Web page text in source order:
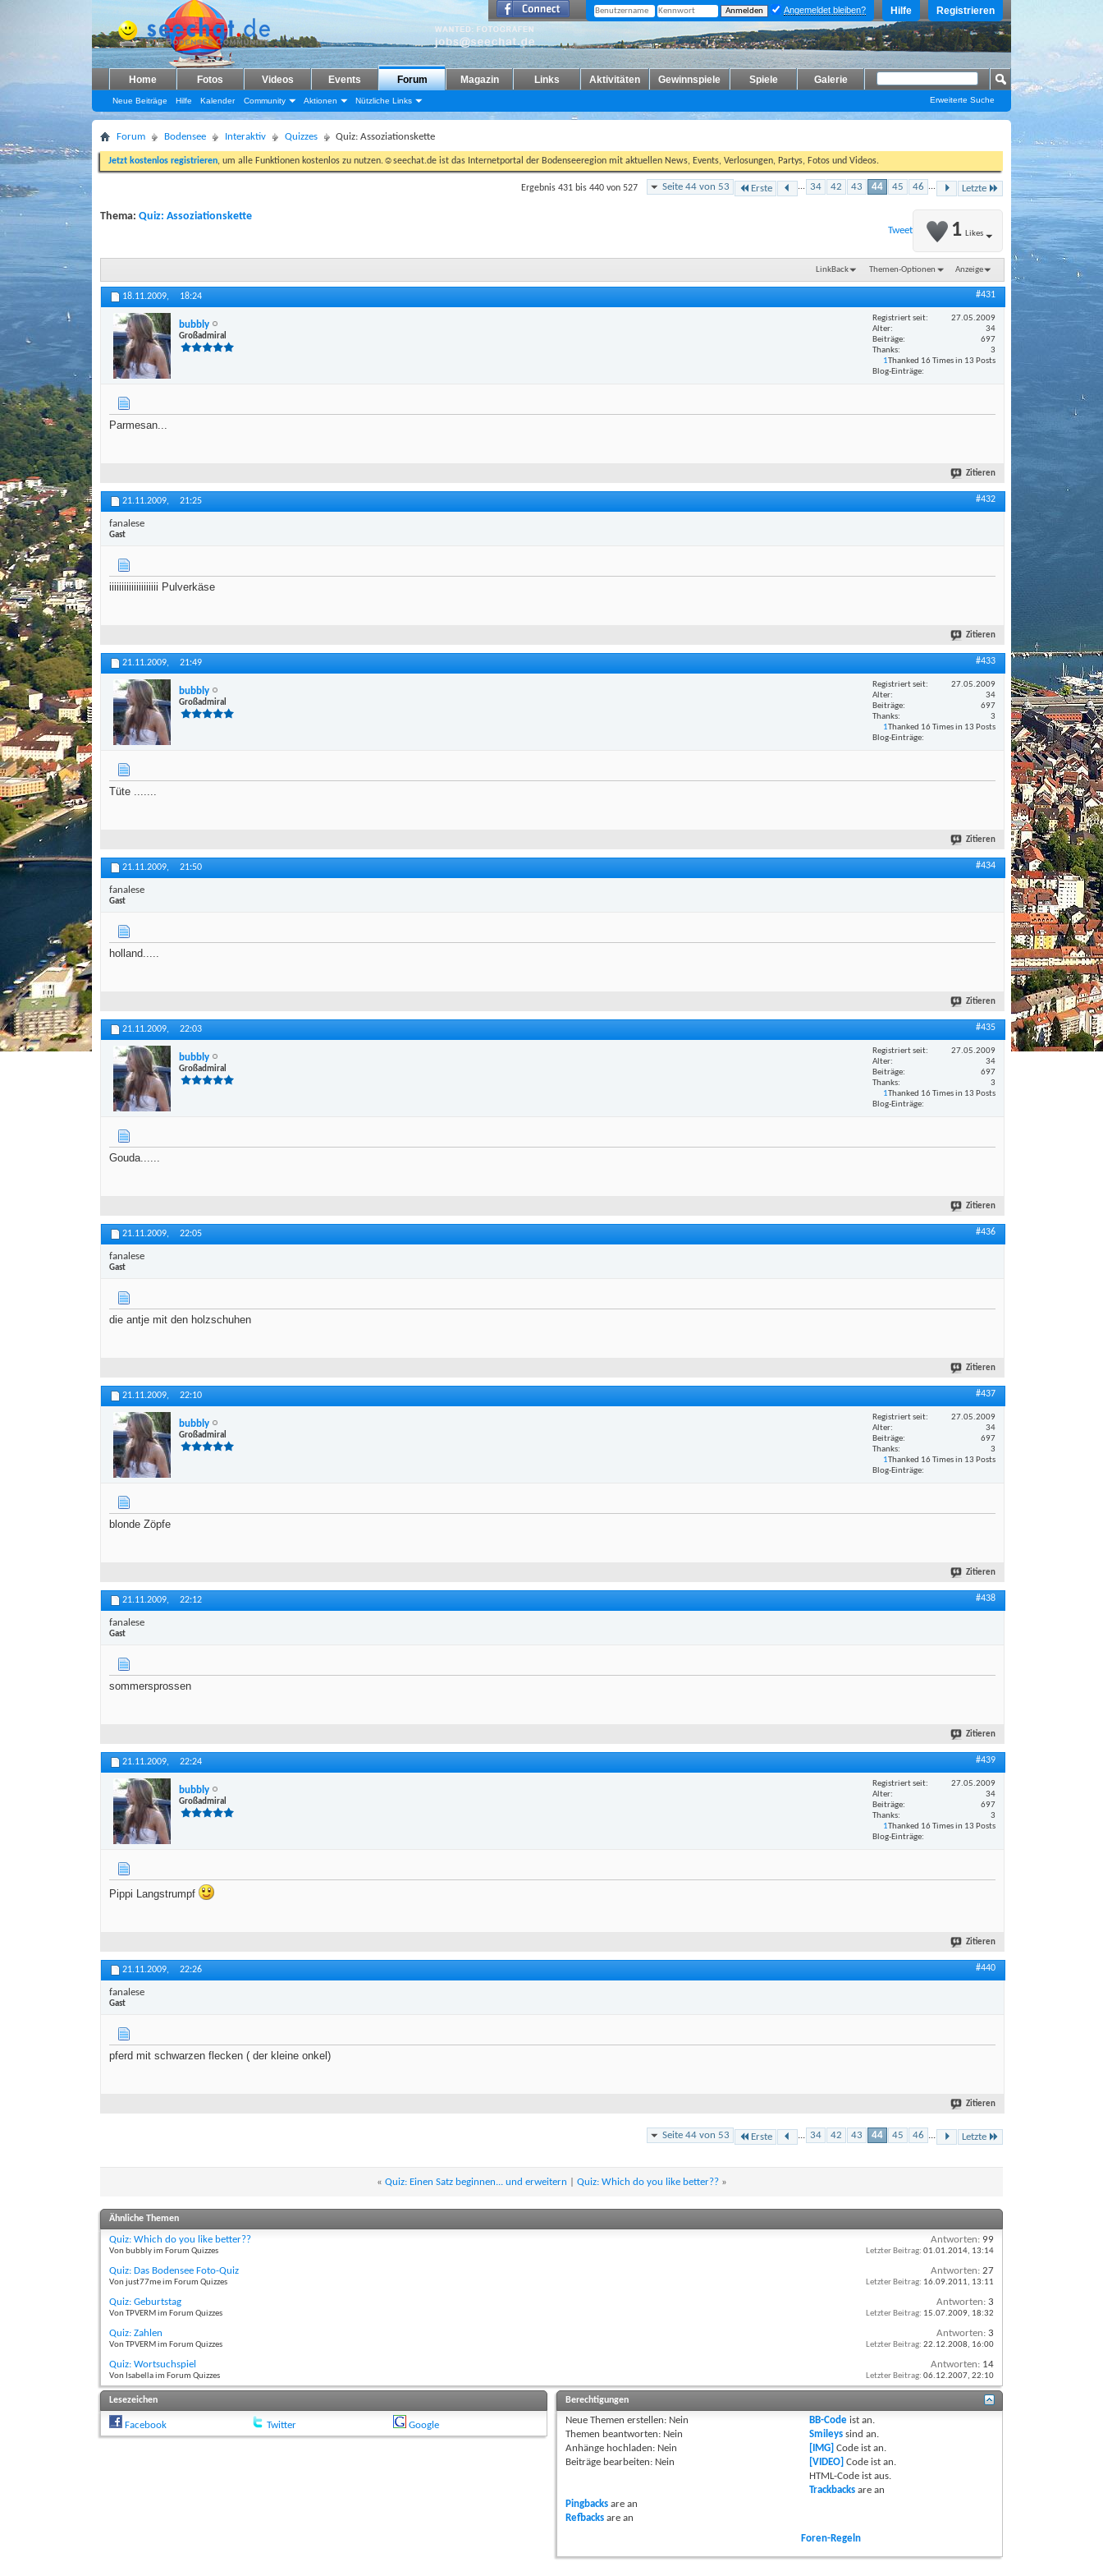
Registrieren
Hilfe
Angemeldet bleiben?
Home Fotos Videos Events Forum
Neue Beiträge Hilfe Kalender Community Aktionen Nützliche Links
Magazin Links Aktivitäten Gewinnspiele Spiele Galerie
Erweiterte Suche
Forum Bodensee Interaktiv Quizzes Quiz: Assoziationskette
Jetzt kostenlos registrieren, um alle Funktionen kostenlos zu nutzen.☺seechat.de ist das Internetportal der Bodenseeregion mit aktuellen News, Events, Verlosungen, Partys, Fotos und Videos.
Seite 44 von 53 Erste ... 34 42 43 44 45 46 ... Letzte
Ergebnis 431 bis 440 von 527
1 Likes
Thema: Quiz: Assoziationskette
Tweet
LinkBack Themen-Optionen Anzeige
18.11.2009, 18:24 #431
bubbly
Großadmiral
Registriert seit
27.05.2009
Alter
34
Beiträge
697
Thanks
3
Thanked 16 Times in 13 Posts
Blog-Einträge
1
Parmesan...
Zitieren
21.11.2009, 21:25 #432
fanalese
Gast
iiiiiiiiiiiiiiiiiiii Pulverkäse
Zitieren
21.11.2009, 21:49 #433
bubbly
Großadmiral
Registriert seit
27.05.2009
Alter
34
Beiträge
697
Thanks
3
Thanked 16 Times in 13 Posts
Blog-Einträge
1
Tüte .......
Zitieren
21.11.2009, 21:50 #434
fanalese
Gast
holland.....
Zitieren
21.11.2009, 22:03 #435
bubbly
Großadmiral
Registriert seit
27.05.2009
Alter
34
Beiträge
697
Thanks
3
Thanked 16 Times in 13 Posts
Blog-Einträge
1
Gouda......
Zitieren
21.11.2009, 22:05 #436
fanalese
Gast
die antje mit den holzschuhen
Zitieren
21.11.2009, 22:10 #437
bubbly
Großadmiral
Registriert seit
27.05.2009
Alter
34
Beiträge
697
Thanks
3
Thanked 16 Times in 13 Posts
Blog-Einträge
1
blonde Zöpfe
Zitieren
21.11.2009, 22:12 #438
fanalese
Gast
sommersprossen
Zitieren
21.11.2009, 22:24 #439
bubbly
Großadmiral
Registriert seit
27.05.2009
Alter
34
Beiträge
697
Thanks
3
Thanked 16 Times in 13 Posts
Blog-Einträge
1
Pippi Langstrumpf
Zitieren
21.11.2009, 22:26 #440
fanalese
Gast
pferd mit schwarzen flecken ( der kleine onkel)
Zitieren
Seite 44 von 53 Erste ... 34 42 43 44 45 46 ... Letzte
« Quiz: Einen Satz beginnen... und erweitern Quiz: Which do you like better?? »
Ähnliche Themen
Quiz: Which do you like better??
Von bubbly im Forum Quizzes
Antworten: 99
Letzter Beitrag: 01.01.2014, 13:14
Quiz: Das Bodensee Foto-Quiz
Von just77me im Forum Quizzes
Antworten: 27
Letzter Beitrag: 16.09.2011, 13:11
Quiz: Geburtstag
Von TPVERM im Forum Quizzes
Antworten: 3
Letzter Beitrag: 15.07.2009, 18:32
Quiz: Zahlen
Von TPVERM im Forum Quizzes
Antworten: 3
Letzter Beitrag: 22.12.2008, 16:00
Quiz: Wortsuchspiel
Von Isabella im Forum Quizzes
Antworten: 14
Letzter Beitrag: 06.12.2007, 22:10
Lesezeichen
Facebook Twitter Google
Berechtigungen
Neue Themen erstellen: Nein
Themen beantworten: Nein
Anhänge hochladen: Nein
Beiträge bearbeiten: Nein
BB-Code istan.
Smileys sindan.
[IMG] Code istan.
[VIDEO] Code istan.
HTML-Code istaus.
Trackbacks arean
Pingbacksare an
Refbacksare an
Foren-Regeln